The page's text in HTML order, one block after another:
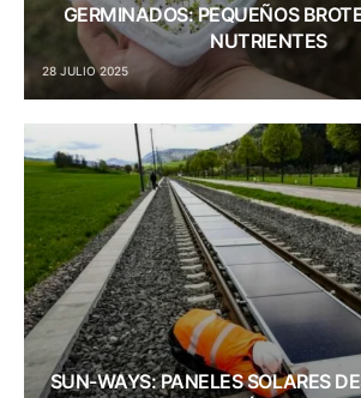
GERMINADOS: PEQUEÑOS
NUTRIENTES
28 JULIO 2025
SUN-WAYS: PANELES SOLARES